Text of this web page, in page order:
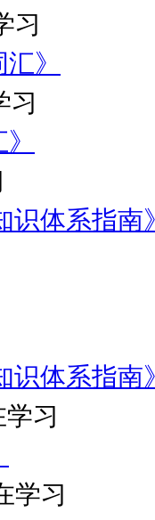
习
》
习
识体系指南
识体系指南
习
学习